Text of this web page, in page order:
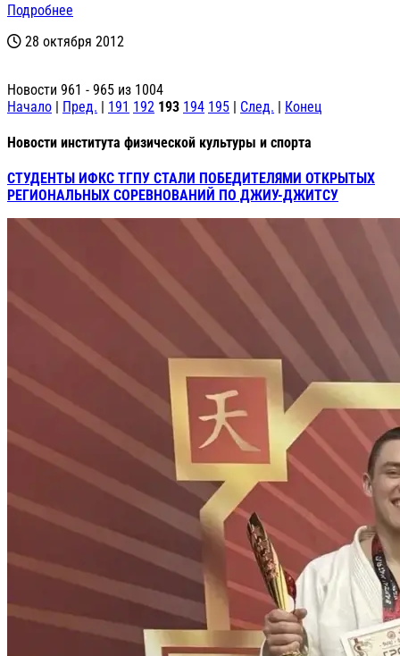
Подробнее
28 октября 2012
Новости 961 - 965 из 1004
Начало | Пред. | 191 192 193 194 195 | След. | Конец
Новости института физической культуры и спорта
СТУДЕНТЫ ИФКС ТГПУ СТАЛИ ПОБЕДИТЕЛЯМИ ОТКРЫТЫХ
РЕГИОНАЛЬНЫХ СОРЕВНОВАНИЙ ПО ДЖИУ-ДЖИТСУ